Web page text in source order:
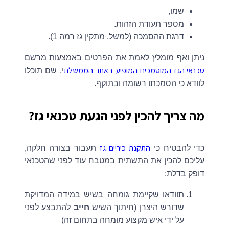
שמו,
מספר תעודת הזהות.
דרגת ההסמכה (למשל, מתקין גז רמה 1).
ניתן ואף מומלץ לאמת את הפרטים באמצעות מרשם
טכנאי הגז המוסמכים המופיע באתר הממשלתי, שם תוכלו
לוודא כי הסמכתו רשומה ובתוקף.
מה צריך להכין לפני הגעת טכנאי גז?
כדי להבטיח כי התקנת כיריים גזתעבור בצורה חלקה,
עליכם להכין את התשתית במטבח עוד לפני שהטכנאי
דופק בדלת:
תוודאו שקיימת גומחה בשיש במידה המדויקת
שדורש היצרן (חיתוך השיש חייב להתבצע לפני
על ידי איש מקצוע מומחה בתחום זה)